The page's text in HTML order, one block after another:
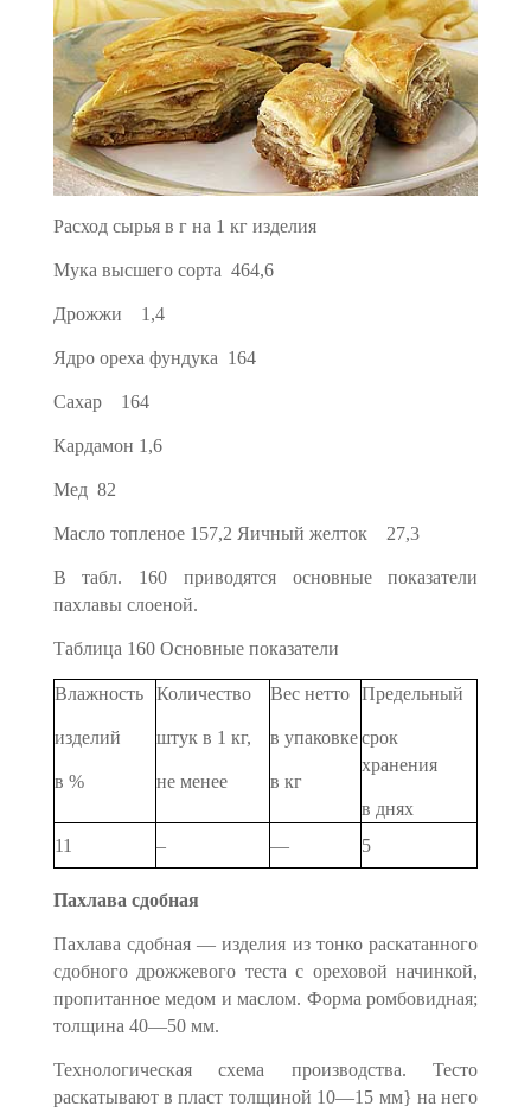
Расход сырья в г на 1 кг изделия
Мука высшего сорта 464,6
Дрожжи 1,4
Ядро ореха фундука 164
Сахар 164
Кардамон 1,6
Мед 82
Масло топленое 157,2 Яичный желток 27,3
В табл. 160 приводятся основные показатели
пахлавы слоеной.
Таблица 160 Основные показатели
Влажность
изделий
в %
Количество
штук в 1 кг,
не менее
Вес нетто
в упаковке
в кг
Предельный
срок
хранения
в днях
11
– — 5
Пахлава сдобная
Пахлава сдобная — изделия из тонко раскатанного
сдобного дрожжевого теста с ореховой начинкой,
пропитанное медом и мас­лом. Форма ромбовидная;
толщина 40—50 мм.
Технологическая схема производства. Тесто
раскатывают в пласт толщиной 10—15 мм} на него